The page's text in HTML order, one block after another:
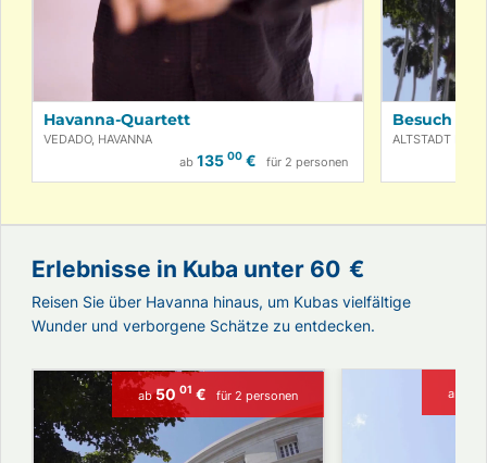
Havanna-Quartett
VEDADO, HAVANNA
ab 135 00€ für 2 personen
Besuch
ALTSTADT
Erlebnisse in Kuba unter 60 €
Reisen Sie über Havanna hinaus, um Kubas vielfältige
Wunder und verborgene Schätze zu entdecken.
ab 50 01 € für 2 personen ab